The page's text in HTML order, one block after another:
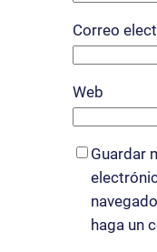
Correo
Web
Guardar
haga un